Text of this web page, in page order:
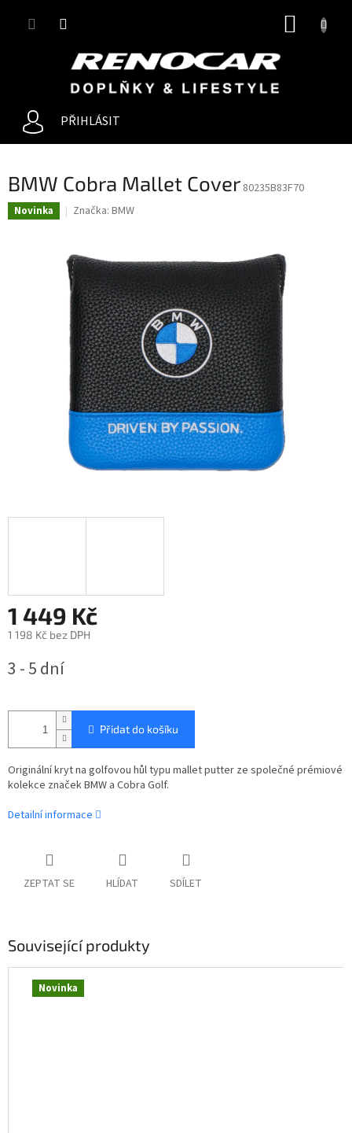
PŘIHLÁSIT
BMW Cobra Mallet Cover 80235B83F70
Novinka Značka: BMW
1 449 Kč
1 198 Kč bez DPH
cena:
3 - 5 dní
Přidat do košíku
Originální kryt na golfovou hůl typu mallet putter ze společné prémiové
kolekce značek BMW a Cobra Golf.
Detailní informace
ZEPTAT SE HLÍDAT SDÍLET
Související produkty
Novinka